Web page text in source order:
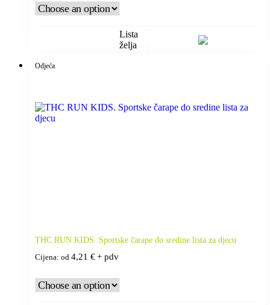
Lista
želja
Odjeća
THC RUN KIDS. Sportske čarape do sredine lista za djecu
Cijena: od 4,21 €+ pdv